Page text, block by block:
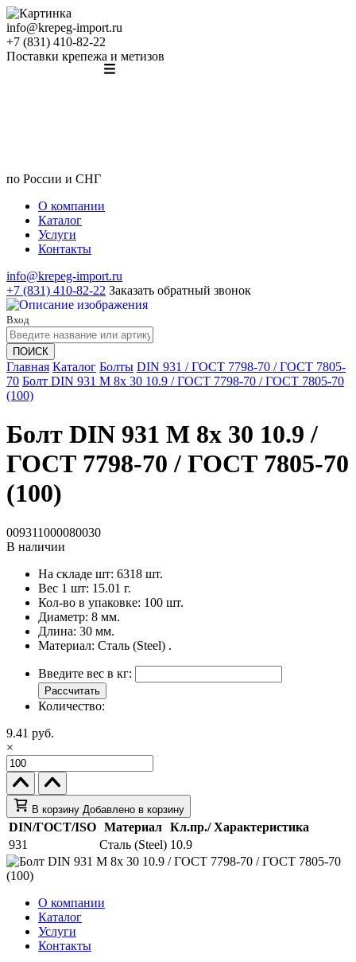
info@krepeg-import.ru
+7 (831) 410-82-22
Поставки крепежа и метизов
по России и СНГ
О компании
Каталог
Услуги
Контакты
info@krepeg-import.ru
+7 (831) 410-82-22 Заказать обратный звонок
Вход
ПОИСК
Главная Каталог Болты DIN 931 / ГОСТ 7798-70 / ГОСТ 7805-
70 Болт DIN 931 M 8x 30 10.9 / ГОСТ 7798-70 / ГОСТ 7805-70
(100)
Болт DIN 931 M 8x 30 10.9 /
ГОСТ 7798-70 / ГОСТ 7805-70
(100)
009311000080030
В наличии
На складе шт: 6318 шт.
Вес 1 шт: 15.01 г.
Кол-во в упаковке: 100 шт.
Диаметр: 8 мм.
Длина: 30 мм.
Материал: Сталь (Steel) .
Введите вес в кг:
Рассчитать
Количество:
9.41 руб.
×
В корзину Добавлено в корзину
DIN/ГОСТ/ISO Материал Кл.пр./ Характеристика
931
Сталь (Steel) 10.9
О компании
Каталог
Услуги
Контакты